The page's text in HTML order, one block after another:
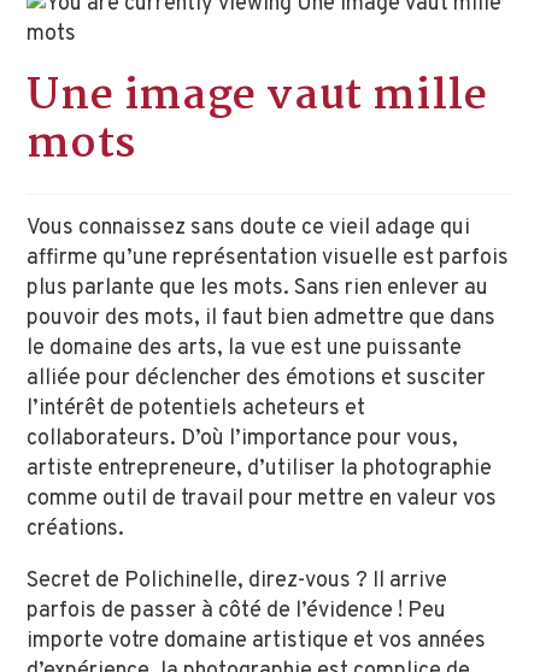
Une image vaut mille
mots
Vous connaissez sans doute ce vieil adage qui
affirme qu’une représentation visuelle est parfois
plus parlante que les mots. Sans rien enlever au
pouvoir des mots, il faut bien admettre que dans
le domaine des arts, la vue est une puissante
alliée pour déclencher des émotions et susciter
l’intérêt de potentiels acheteurs et
collaborateurs. D’où l’importance pour vous,
artiste entrepreneur·e, d’utiliser la photographie
comme outil de travail pour mettre en valeur vos
créations.
Secret de Polichinelle, direz-vous ? Il arrive
parfois de passer à côté de l’évidence ! Peu
importe votre domaine artistique et vos années